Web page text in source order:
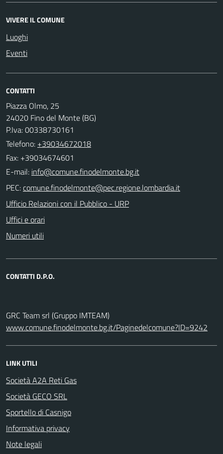
VIVERE IL COMUNE
Luoghi
Eventi
CONTATTI
Piazza Olmo, 25
24020 Fino del Monte (BG)
P.Iva: 00338730161
Telefono: +39034672018
Fax: +39034674601
E-mail:
PEC:
Ufficio Relazioni con il Pubblico - URP
Uffici e orari
Numeri utili
CONTATTI D.P.O.
GRC Team srl (Gruppo IMTEAM)
www.comune.finodelmonte.bg.it/Paginedelcomune?ID=9242
LINK UTILI
Società A2A Reti Gas
Società GECO SRL
Sportello di Casnigo
Informativa privacy
Note legali